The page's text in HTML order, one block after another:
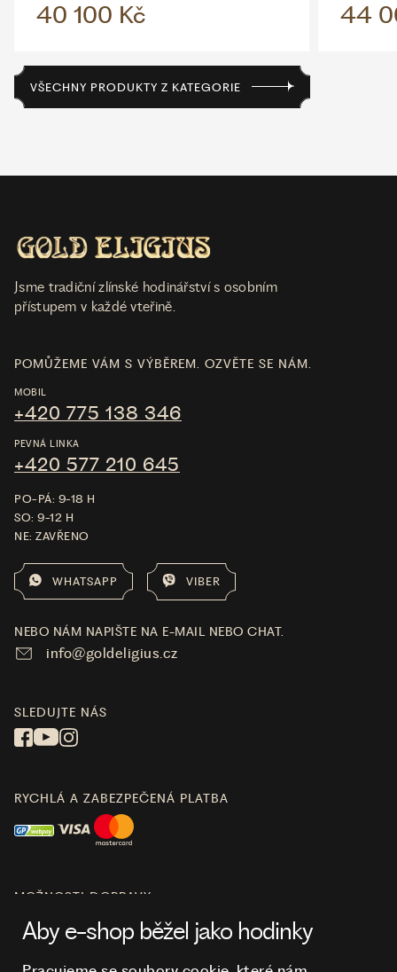
40 100 Kč 44
VŠECHNY PRODUKTY Z KATEGORIE
Jsme tradiční zlínské hodinářství s osobním
přístupem v každé vteřině.
POMŮŽEME VÁM S VÝBĚREM. OZVĚTE SE NÁM.
MOBIL
+420 775 138 346
PEVNÁ LINKA
+420 577 210 645
PO-PÁ: 9-18 H
SO: 9-12 H
NE: ZAVŘENO
WHATSAPP VIBER
NEBO NÁM NAPIŠTE NA E-MAIL NEBO CHAT.
info@goldeligius.cz
SLEDUJTE NÁS
RYCHLÁ A ZABEZPEČENÁ PLATBA
MOŽNOSTI DOPRAVY
Aby e-shop běžel jako hodinky